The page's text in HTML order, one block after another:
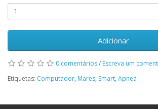
Adicionar
0 comentários/ Escreva um
Etiquetas: Computador, Mares, Smart, Apnea